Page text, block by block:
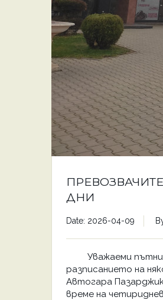
ДНИ
Date: 2026-04-09
Уважаеми
разписанието на
Автогара
време на